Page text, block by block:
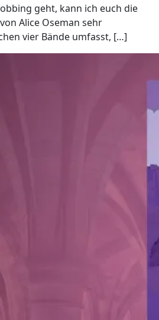
geht, kann ich euch die
Alice Oseman sehr
vier Bände umfasst, […]